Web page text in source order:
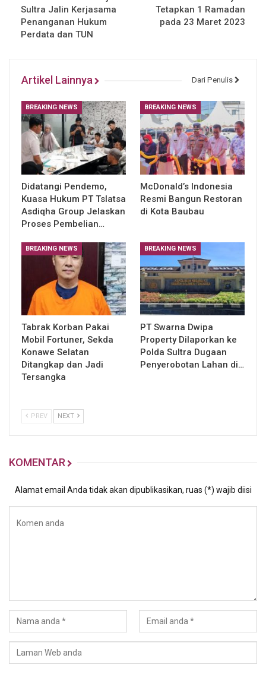
Sultra Jalin Kerjasama
Penanganan Hukum
Perdata dan TUN
Tetapkan 1 Ramadan
pada 23 Maret 2023
Artikel Lainnya Dari Penulis
BREAKING NEWS
Didatangi Pendemo,
Kuasa Hukum PT Tslatsa
Asdiqha Group Jelaskan
Proses Pembelian…
BREAKING NEWS
McDonald’s Indonesia
Resmi Bangun Restoran
di Kota Baubau
BREAKING NEWS
Tabrak Korban Pakai
Mobil Fortuner, Sekda
Konawe Selatan
Ditangkap dan Jadi
Tersangka
BREAKING NEWS
PT Swarna Dwipa
Property Dilaporkan ke
Polda Sultra Dugaan
Penyerobotan Lahan di…
PREV NEXT
KOMENTAR
Alamat email Anda tidak akan dipublikasikan, ruas (*) wajib diisi